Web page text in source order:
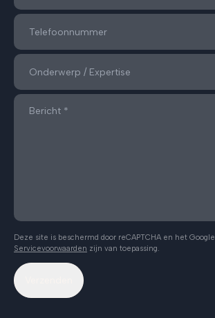
Deze site is beschermd door reCAPTCHA en het Google
Servicevoorwaarden zijn van toepassing.